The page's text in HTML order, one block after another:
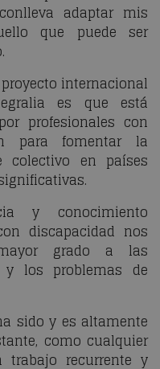
adaptar mis
que puede ser
internacional
es que está
profesionales con
para fomentar la
colectivo en países
y conocimiento
discapacidad nos
grado a las
y los problemas de
sido y es altamente
como cualquier
recurrente y